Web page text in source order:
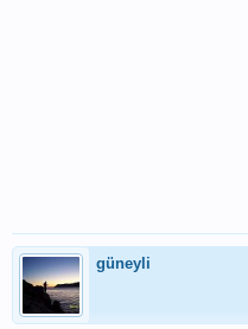
güneyli